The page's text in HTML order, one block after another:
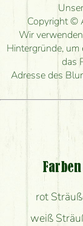
Wie lange
Wie
herstellen
Ich
Welche
Bekomme
Copyright ©
Wir
Hintergründe, um
das
Adresse des
Farben
rot
weiß